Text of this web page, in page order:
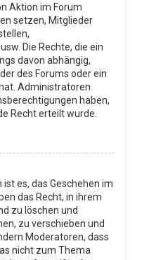
Aktion im Forum
setzen, Mitglieder
Die Rechte, die ein
davon abhängig,
des Forums oder ein
Administratoren
haben,
Recht erteilt wurde.
es, das Geschehen im
das Recht, in ihrem
zu löschen und
zu verschieben und
Moderatoren, dass
nicht zum Thema